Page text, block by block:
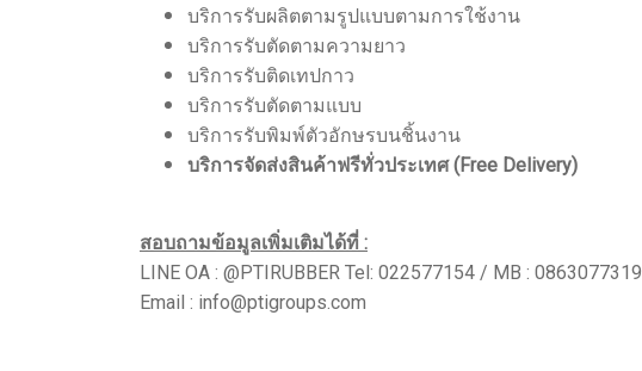
บริการรับผลิตตามรูปแบบตามการใช้งาน
บริการรับตัดตามความยาว
บริการรับติดเทปกาว
บริการรับตัดตามแบบ
บริการรับพิมพ์ตัวอักษรบนชิ้นงาน
บริการจัดส่งสินค้าฟรีทั่วประเทศ (Free Delivery)
สอบถามข้อมูลเพิ่มเติมได้ที่ :
LINE OA : @PTIRUBBER Tel: 022577154 / MB : 0863077319
Email : info@ptigroups.com